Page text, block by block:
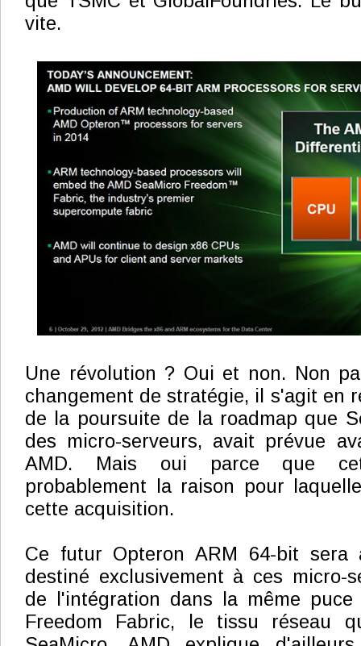
vite.
Une révolution ? Oui et non. Non
changement de stratégie, il s'agit en
de la poursuite de la roadmap que
des micro-serveurs, avait prévue
AMD. Mais oui parce que
probablement la raison pour
cette acquisition.
Ce futur Opteron ARM 64-bit sera
destiné exclusivement à ces micro-
de l'intégration dans la même puce
Freedom Fabric, le tissu réseau